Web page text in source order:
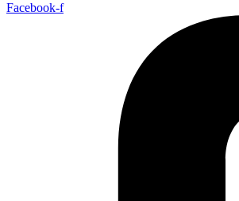
Facebook-f